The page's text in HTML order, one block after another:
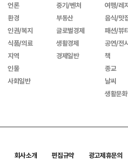
언론
환경
인권/복지
식품/의료
지역
인물
사회일반
중기/벤처
부동산
글로벌경제
생활경제
경제일반
여행/레
음식/맛
패션/뷰
공연/전
책
종교
날씨
생활문
회사소개 편집규약
광고제휴문의